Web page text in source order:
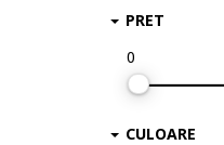
PRET
0
CULOARE